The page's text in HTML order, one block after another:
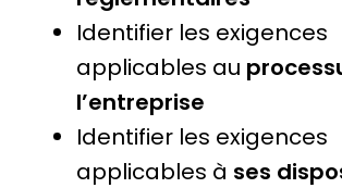
Identifier les exigences
applicables au
l’entreprise
Identifier les exigences
applicables à ses